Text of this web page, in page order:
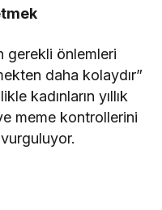
gerekli önlemleri
daha kolaydır”
kadınların yıllık
meme kontrollerini